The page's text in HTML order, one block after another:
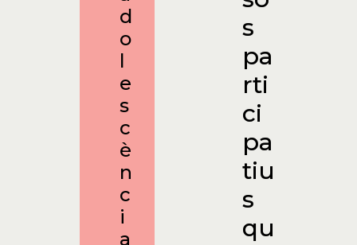
d
o
l
e
s
c
è
n
c
i
a
s
pa
rti
ci
pa
tiu
s
qu